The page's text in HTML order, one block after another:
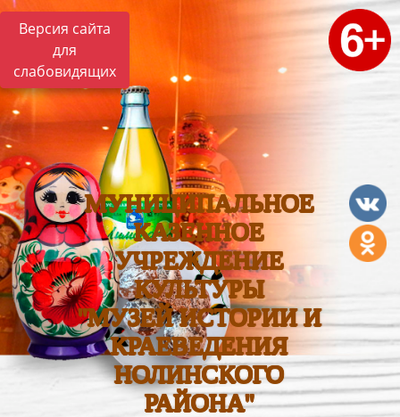
Версия сайта
для
слабовидящих
МУНИЦИПАЛЬНОЕ
КАЗЕННОЕ
УЧРЕЖДЕНИЕ
КУЛЬТУРЫ
"МУЗЕЙ ИСТОРИИ И
КРАЕВЕДЕНИЯ
НОЛИНСКОГО
РАЙОНА"